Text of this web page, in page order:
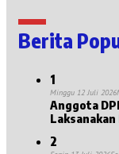
Berita
1
Minggu 12 Juli 2026
Anggota DPRD Tanggamus Fraksi PKB
2